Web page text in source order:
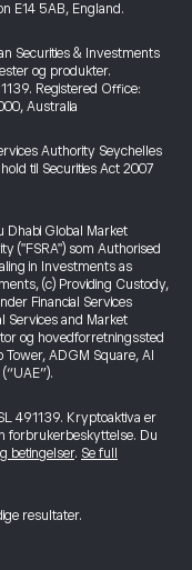
E14 5AB, England.
Securities & Investments
og produkter.
Registered Office:
Australia
Authority Seychelles
til Securities Act 2007
Dhabi Global Market
("FSRA") som Authorised
in Investments as
(c) Providing Custody,
Financial Services
Services and Market
og hovedforretningssted
ADGM Square, Al
491139. Kryptoaktiva er
forbrukerbeskyttelse. Du
betingelser. Se full
resultater.